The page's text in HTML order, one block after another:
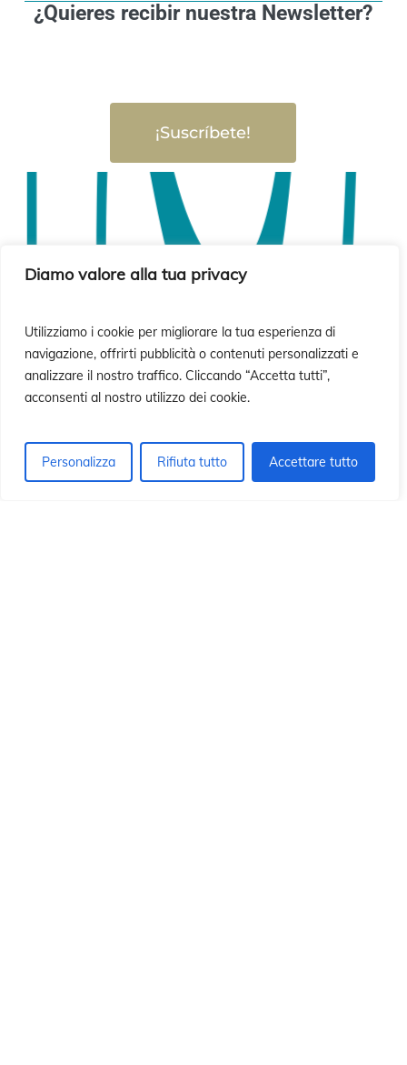
Diamo valore alla tua privacy
Utilizziamo i cookie per migliorare la tua esperienza di
navigazione, offrirti pubblicità o contenuti personalizzati e
analizzare il nostro traffico. Cliccando “Accetta tutti”,
acconsenti al nostro utilizzo dei cookie.
Personalizza Rifiuta tutto Accettare tutto
¿Quieres recibir nuestra Newsletter?
¡Suscríbete!